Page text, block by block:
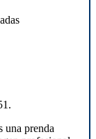
una prenda